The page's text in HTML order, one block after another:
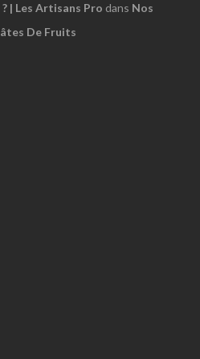
| Les Artisans Pro dans Nos
De Fruits